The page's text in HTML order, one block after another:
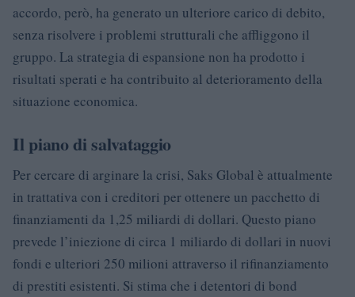
accordo, però, ha generato un ulteriore carico di debito,
senza risolvere i problemi strutturali che affliggono il
gruppo. La strategia di espansione non ha prodotto i
risultati sperati e ha contribuito al deterioramento della
situazione economica.
Il piano di salvataggio
Per cercare di arginare la crisi, Saks Global è attualmente
in trattativa con i creditori per ottenere un pacchetto di
finanziamenti da 1,25 miliardi di dollari. Questo piano
prevede l’iniezione di circa 1 miliardo di dollari in nuovi
fondi e ulteriori 250 milioni attraverso il rifinanziamento
di prestiti esistenti. Si stima che i detentori di bond